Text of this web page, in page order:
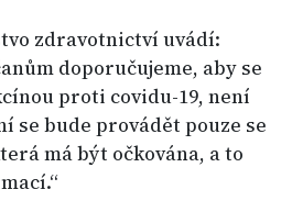
zdravotnictví uvádí:
doporučujeme, aby se
proti covidu-19, není
se bude provádět pouze se
má být očkována, a to